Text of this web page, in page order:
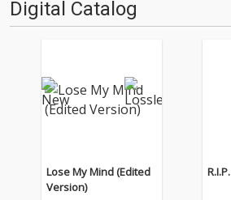
Digital Catalog
Lose My Mind (Edited
Version)
R.I.P.